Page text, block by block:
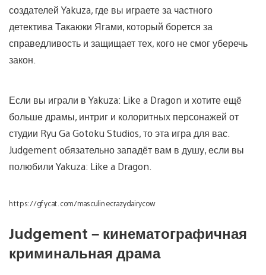
создателей Yakuza, где вы играете за частного
детектива Такаюки Ягами, который борется за
справедливость и защищает тех, кого не смог уберечь
закон.
Если вы играли в Yakuza: Like a Dragon и хотите ещё
больше драмы, интриг и колоритных персонажей от
студии Ryu Ga Gotoku Studios, то эта игра для вас.
Judgement обязательно западёт вам в душу, если вы
полюбили Yakuza: Like a Dragon.
https://gfycat.com/masculinecrazydairycow
Judgement – кинематографичная
криминальная драма